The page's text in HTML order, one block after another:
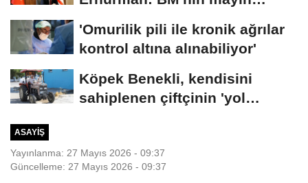
'Omurilik pili ile kronik ağrılar
kontrol altına alınabiliyor'
Köpek Benekli, kendisini
sahiplenen çiftçinin 'yol
ASAYIŞ
Yayınlanma: 27 Mayıs 2026 - 09:37
Güncelleme: 27 Mayıs 2026 - 09:37